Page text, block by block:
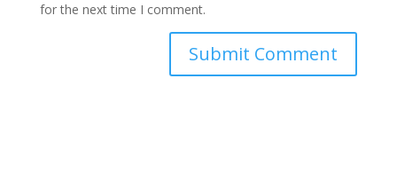
for the next time I comment.